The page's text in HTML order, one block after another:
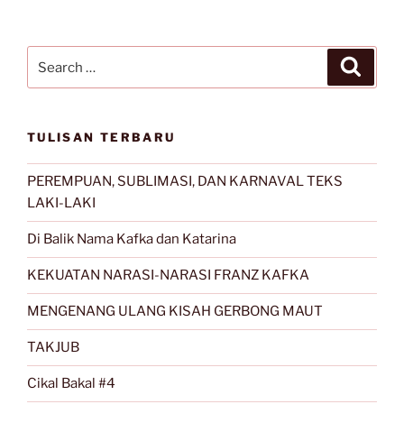
for:
TULISAN TERBARU
PEREMPUAN, SUBLIMASI, DAN KARNAVAL TEKS
LAKI-LAKI
Di Balik Nama Kafka dan Katarina
KEKUATAN NARASI-NARASI FRANZ KAFKA
MENGENANG ULANG KISAH GERBONG MAUT
TAKJUB
Cikal Bakal #4